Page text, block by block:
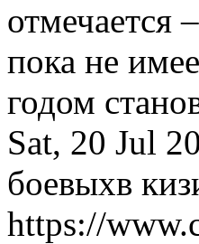
отмечается
пока не
годом
Sat, 20 Jul
боевыхв
https://